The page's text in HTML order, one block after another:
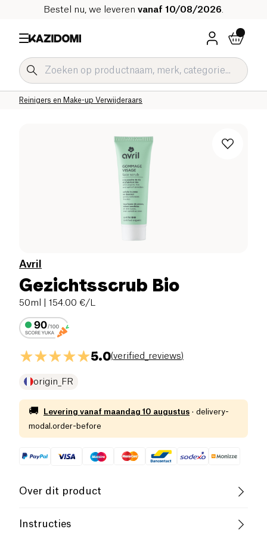
Bestel nu, we leveren vanaf 10/08/2026
Reinigers en Make-up Verwijderaars
Gezichtsverzorging Bio
Hygiëne & Schoonheid
Home
Avril
Gezichtsscrub Bio
50ml | 154.00 €/L
5.0(verified_reviews)
origin_FR
🚚 Levering vanaf maandag 10 augustus · delivery-
modal.order-before
Over dit product
Laag zout
Instructies